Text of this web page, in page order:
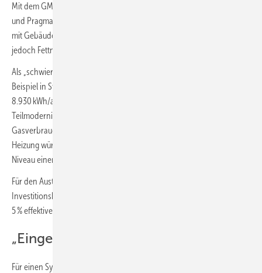
Mit dem GModG werden diverse Hoffnungen verbunden. „Freiheit
und Pragmatismus“ verspricht BM Katherina Reiche. Wenn man sich
mit Gebäudeeigentümern an den Küchentisch setzt, offenbaren sich
jedoch Fettnäpfchen.
Als „schwieriger“ gelten u.a. teilmodernisierte Einfamilienhäuser. Ein
Beispiel in Stuttgart kommt bei einem Nutzwärmebedarf von
8.930 kWh/a mit betagter nicht optimal an
Teilmodernisierungsschritte angepasster Gas-Heizung auf einen
Gasverbrauch von 12.000 kWh/a. Nach einem 1:1-Austausch der Gas-
Heizung würde er auf 9.600 kWh/a sinken. Das liegt auf dem mittleren
Niveau einer Gas-Etagenheizung für eine 85-m
Für den Austausch der Gas-Heizung werden geringe
Investitionskosten von nur 8.000 € über ein Annuitätendarlehen mit
5 % effektivem Jahreszins über 20 Jahre finanziert.
„Eingefrorene“ Energieliefertarife
Für einen Systemvergleich werden die Tarife der Stadtwerke Stuttgart